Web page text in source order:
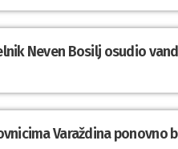
Neven Bosilj osudio
Varaždina ponovno